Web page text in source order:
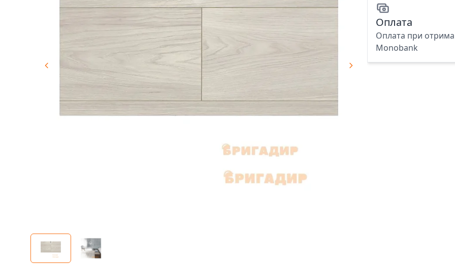
Оплата
Оплата при
Monobank